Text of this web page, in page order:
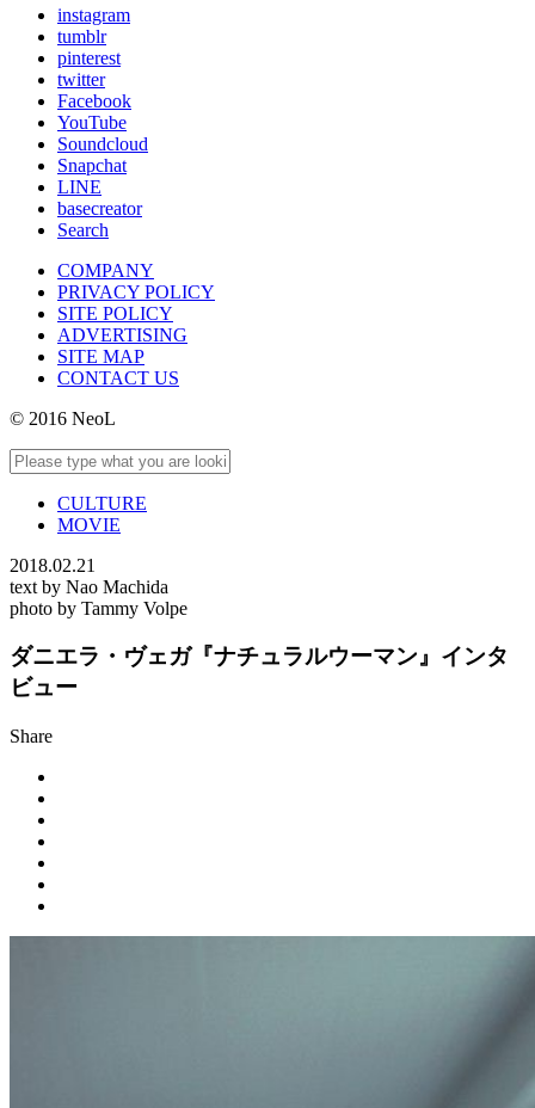
instagram
tumblr
pinterest
twitter
Facebook
YouTube
Soundcloud
Snapchat
LINE
basecreator
Search
COMPANY
PRIVACY POLICY
SITE POLICY
ADVERTISING
SITE MAP
CONTACT US
© 2016 NeoL
CULTURE
MOVIE
2018.02.21
text by Nao Machida
photo by Tammy Volpe
ダニエラ・ヴェガ『ナチュラルウーマン』インタ
ビュー
Share